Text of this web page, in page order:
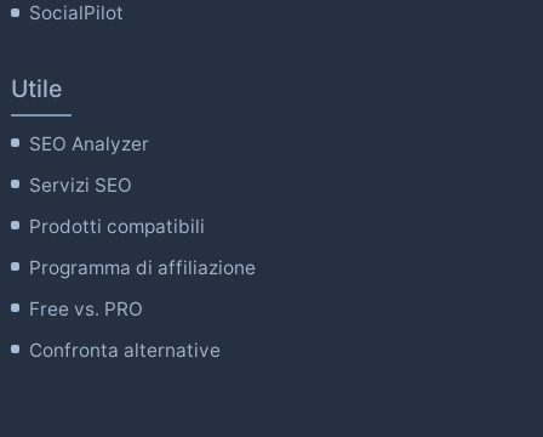
SocialPilot
Utile
SEO Analyzer
Servizi SEO
Prodotti compatibili
Programma di affiliazione
Free vs. PRO
Confronta alternative